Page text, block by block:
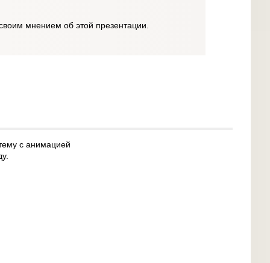
мнением об этой презентации.
с анимацией